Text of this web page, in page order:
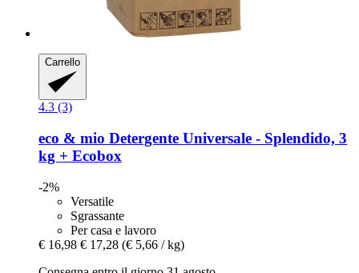
Carrello
4.3 (3)
eco & mio Detergente Universale -​ Splendido, 3
kg + Ecobox
-2%
Versatile
Sgrassante
Per casa e lavoro
€ 16,98 € 17,28 (€ 5,66 / kg)